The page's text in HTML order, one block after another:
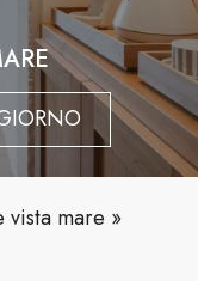
vista mare »